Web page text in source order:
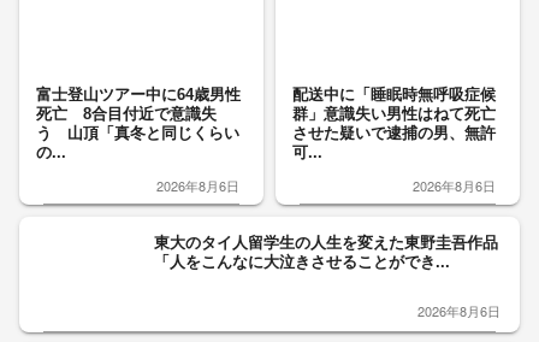
富士登山ツアー中に64歳男性
死亡 8合目付近で意識失
う 山頂「真冬と同じくらい
の...
2026年8月6日
配送中に「睡眠時無呼吸症候
群」意識失い男性はねて死亡
させた疑いで逮捕の男、無許
可...
2026年8月6日
東大のタイ人留学生の人生を変えた東野圭吾作品
「人をこんなに大泣きさせることができ...
2026年8月6日